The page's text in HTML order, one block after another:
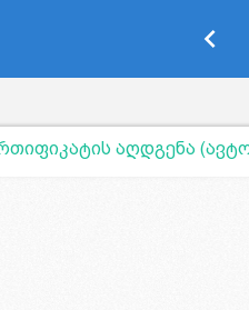
keyboard_arrow_left
აღდგენა